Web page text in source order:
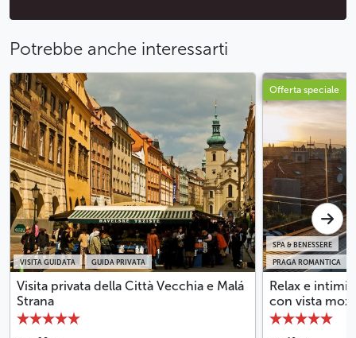
Potrebbe anche interessarti
VISITA GUIDATA GUIDA PRIVATA
Visita privata della Città Vecchia e Malá
Strana
Offerta speciale
PRAGA ROMANTICA
SPA & BENESSERE
Relax e
con vista